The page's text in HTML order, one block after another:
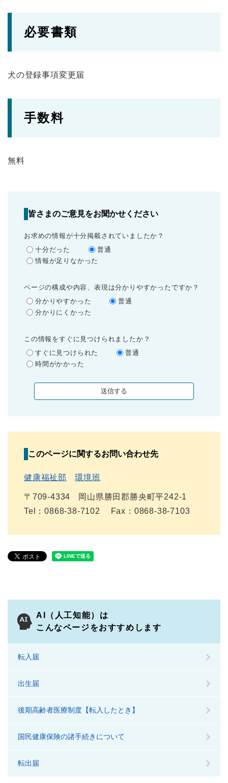
必要書類
犬の登録事項変更届
手数料
無料
皆さまのご意見をお聞かせください
お求めの情報が十分掲載されていましたか？
十分だった
普通
情報が足りなかった
ページの構成や内容、表現は分かりやすかったですか？
分かりやすかった
普通
分かりにくかった
この情報をすぐに見つけられましたか？
すぐに見つけられた
普通
時間がかかった
このページに関するお問い合わせ先
健康福祉部 環境班
〒709-4334
岡山県勝田郡勝央町平242-1
Tel：0868-38-7102
Fax：0868-38-7103
AI（人工知能）は
こんなページをおすすめします
転入届
出生届
後期高齢者医療制度【転入したとき】
国民健康保険の諸手続きについて
転出届